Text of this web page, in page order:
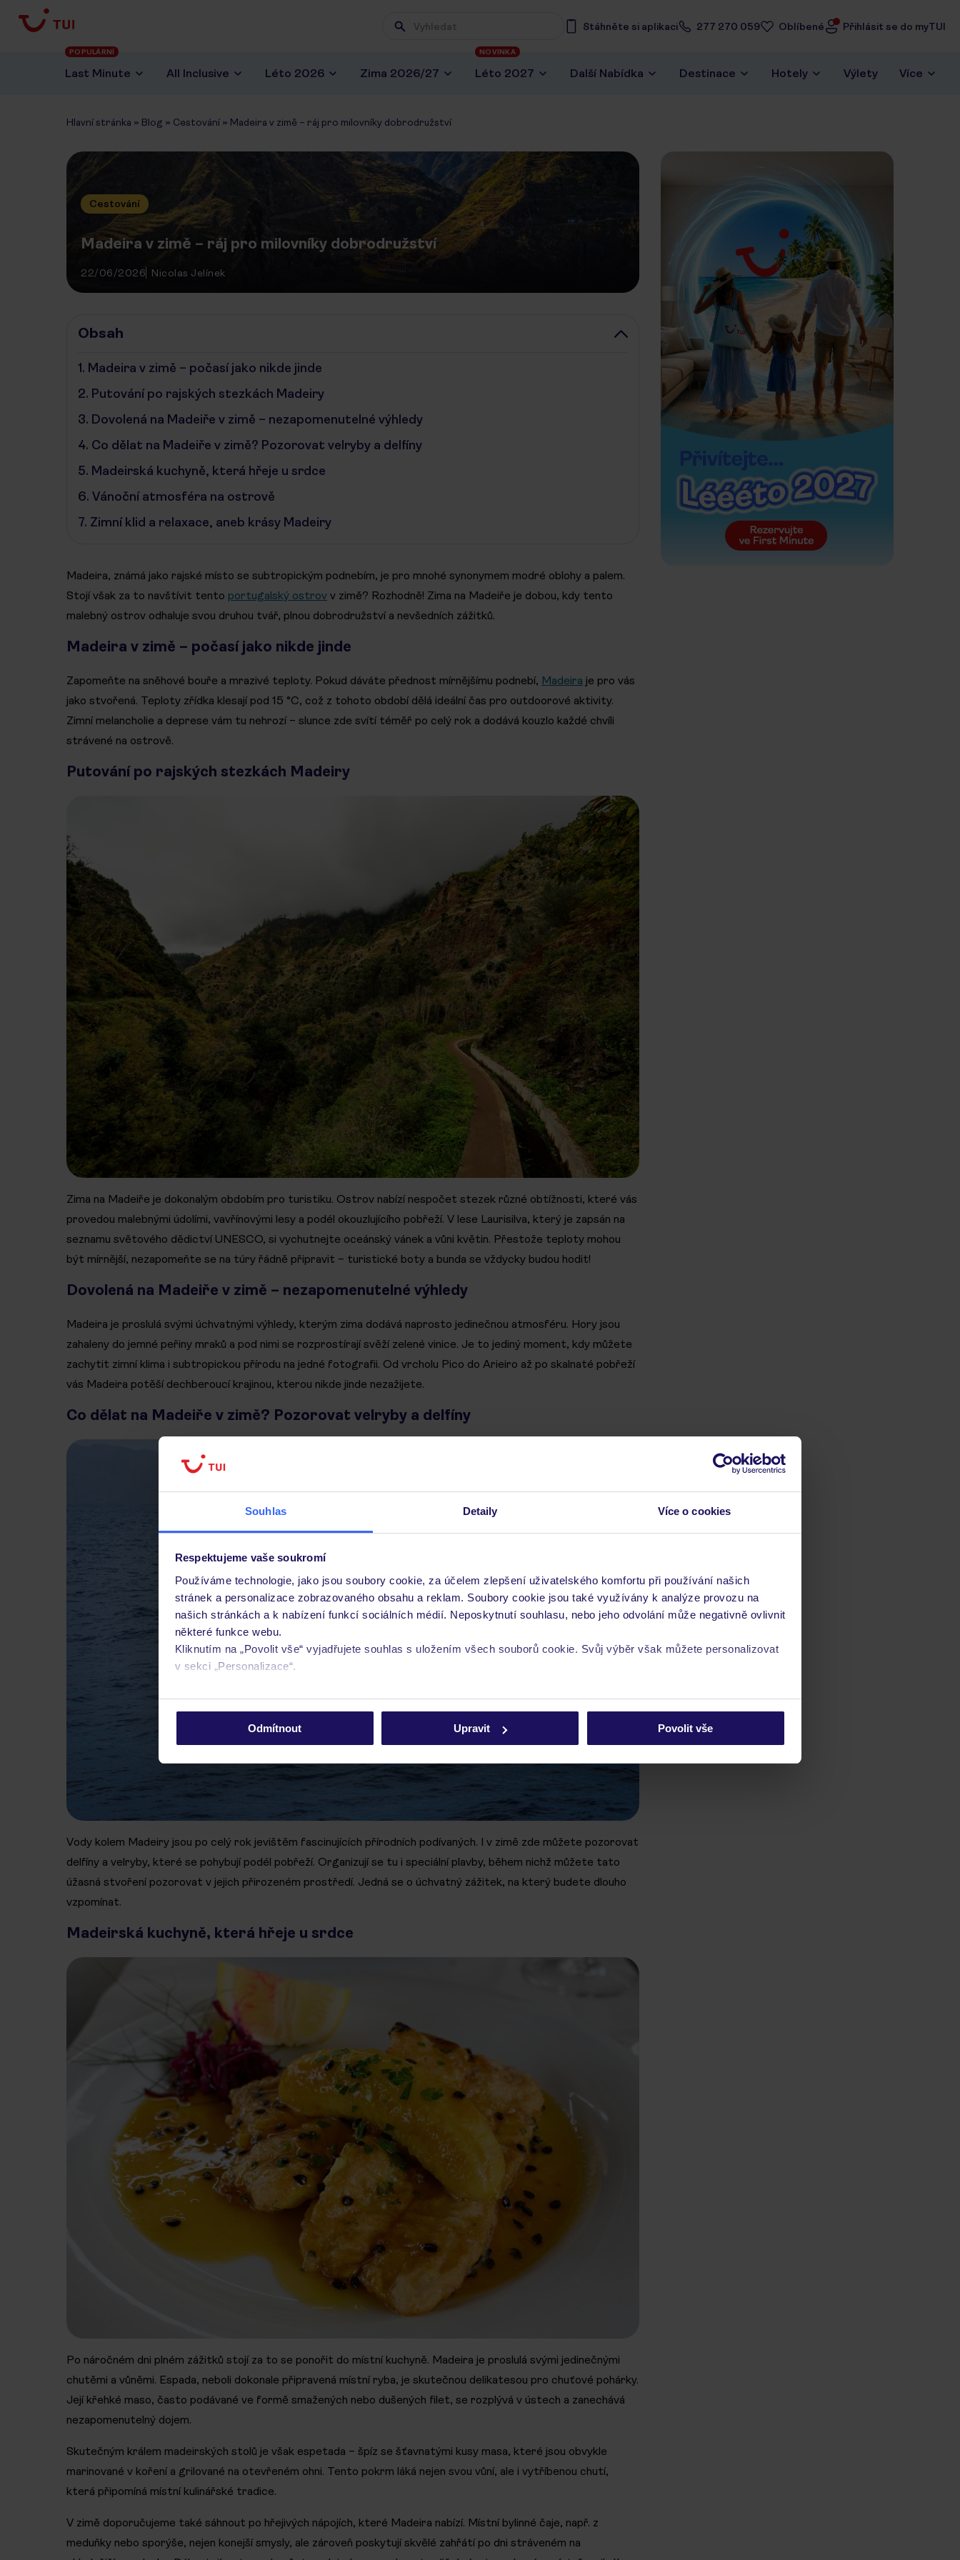
Souhlas Detaily Více o cookies
Respektujeme vaše soukromí
Používáme technologie, jako jsou soubory cookie, za účelem zlepšení uživatelského komfortu při používání našich
stránek a personalizace zobrazovaného obsahu a reklam. Soubory cookie jsou také využívány k analýze provozu na
našich stránkách a k nabízení funkcí sociálních médií. Neposkytnutí souhlasu, nebo jeho odvolání může negativně ovlivnit
některé funkce webu.
Kliknutím na „Povolit vše“ vyjadřujete souhlas s uložením všech souborů cookie. Svůj výběr však můžete personalizovat
v sekci „Personalizace“.
Podrobné informace o souborech cookie naleznete vzásadách používání souborů cookieazásadách ochrany
Odmítnout
Upravit Povolit vše
Stáhněte si aplikaci 277 270 059 Oblíbené Přihlásit se do myTUI
Last Minute
POPULÁRNÍ
All Inclusive Léto 2026 Zima 2026/27 Léto 2027
NOVINKA
Další Nabídka Destinace Hotely Výlety Více
Hlavní stránka » Blog » Cestování » Madeira v zimě – ráj pro milovníky dobrodružství
Cestování
Madeira v zimě – ráj pro milovníky dobrodružství
22/06/2026 Nicolas Jelínek
Obsah
1. Madeira v zimě – počasí jako nikde jinde
2. Putování po rajských stezkách Madeiry
3. Dovolená na Madeiře v zimě – nezapomenutelné výhledy
4. Co dělat na Madeiře v zimě? Pozorovat velryby a delfíny
5. Madeirská kuchyně, která hřeje u srdce
6. Vánoční atmosféra na ostrově
7. Zimní klid a relaxace, aneb krásy Madeiry
Madeira, známá jako rajské místo se subtropickým podnebím, je pro mnohé synonymem modré oblohy a palem.
Stojí však za to navštívit tento portugalský ostrov v zimě? Rozhodně! Zima na Madeiře je dobou, kdy tento
malebný ostrov odhaluje svou druhou tvář, plnou dobrodružství a nevšedních zážitků.
Madeira v zimě – počasí jako nikde jinde
Zapomeňte na sněhové bouře a mrazivé teploty. Pokud dáváte přednost mírnějšímu podnebí, Madeira je pro vás
jako stvořená. Teploty zřídka klesají pod 15 °C, což z tohoto období dělá ideální čas pro outdoorové aktivity.
Zimní melancholie a deprese vám tu nehrozí – slunce zde svítí téměř po celý rok a dodává kouzlo každé chvíli
strávené na ostrově.
Putování po rajských stezkách Madeiry
Zima na Madeiře je dokonalým obdobím pro turistiku. Ostrov nabízí nespočet stezek různé obtížnosti, které vás
provedou malebnými údolími, vavřínovými lesy a podél okouzlujícího pobřeží. V lese Laurisilva, který je zapsán na
seznamu světového dědictví UNESCO, si vychutnejte oceánský vánek a vůni květin. Přestože teploty mohou
být mírnější, nezapomeňte se na túry řádně připravit – turistické boty a bunda se vždycky budou hodit!
Dovolená na Madeiře v zimě – nezapomenutelné výhledy
Madeira je proslulá svými úchvatnými výhledy, kterým zima dodává naprosto jedinečnou atmosféru. Hory jsou
zahaleny do jemné peřiny mraků a pod nimi se rozprostírají svěží zelené vinice. Je to jediný moment, kdy můžete
zachytit zimní klima i subtropickou přírodu na jedné fotografii. Od vrcholu Pico do Arieiro až po skalnaté pobřeží
vás Madeira potěší dechberoucí krajinou, kterou nikde jinde nezažijete.
Co dělat na Madeiře v zimě? Pozorovat velryby a delfíny
Vody kolem Madeiry jsou po celý rok jevištěm fascinujících přírodních podívaných. I v zimě zde můžete pozorovat
delfíny a velryby, které se pohybují podél pobřeží. Organizují se tu i speciální plavby, během nichž můžete tato
úžasná stvoření pozorovat v jejich přirozeném prostředí. Jedná se o úchvatný zážitek, na který budete dlouho
vzpomínat.
Madeirská kuchyně, která hřeje u srdce
Po náročném dni plném zážitků stojí za to se ponořit do místní kuchyně. Madeira je proslulá svými jedinečnými
chutěmi a vůněmi. Espada, neboli dokonale připravená místní ryba, je skutečnou delikatesou pro chuťové pohárky.
Její křehké maso, často podávané ve formě smažených nebo dušených filet, se rozplývá v ústech a zanechává
nezapomenutelný dojem.
Skutečným králem madeirských stolů je však espetada – špíz se šťavnatými kusy masa, které jsou obvykle
marinované v koření a grilované na otevřeném ohni. Tento pokrm láká nejen svou vůní, ale i vytříbenou chutí,
která připomíná místní kulinářské tradice.
V zimě doporučujeme také sáhnout po hřejivých nápojích, které Madeira nabízí. Místní bylinné čaje, např. z
meduňky nebo sporýše, nejen konejší smysly, ale zároveň poskytují skvělé zahřátí po dni stráveném na